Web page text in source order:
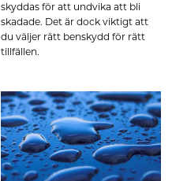
skyddas för att undvika att bli
skadade. Det är dock viktigt att
du väljer rätt benskydd för rätt
tillfällen.